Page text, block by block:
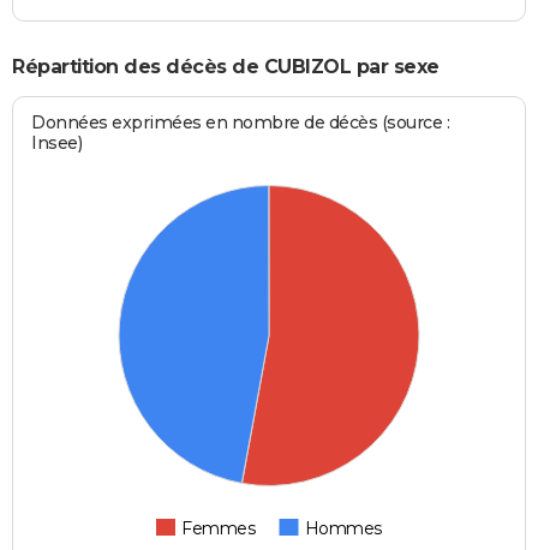
Répartition des décès de CUBIZOL par sexe
Données exprimées en nombre de décès (source :
Insee)
Femmes Hommes